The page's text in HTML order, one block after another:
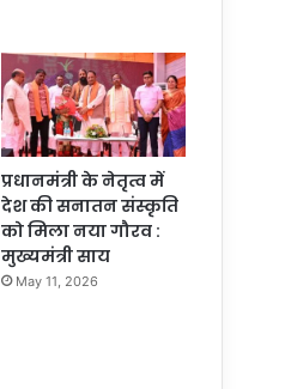
प्रधानमंत्री के नेतृत्व में
देश की सनातन संस्कृति
को मिला नया गौरव :
मुख्यमंत्री साय
May 11, 2026